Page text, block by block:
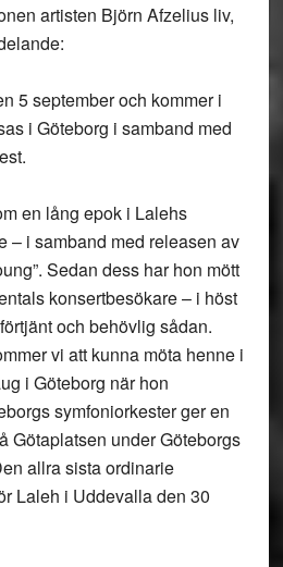
artisten Björn Afzelius liv,
5 september och kommer i
i Göteborg i samband med
en lång epok i Lalehs
– i samband med releasen av
Sedan dess har hon mött
konsertbesökare – i höst
och behövlig sådan.
vi att kunna möta henne i
i Göteborg när hon
symfoniorkester ger en
Götaplatsen under Göteborgs
allra sista ordinarie
Laleh i Uddevalla den 30